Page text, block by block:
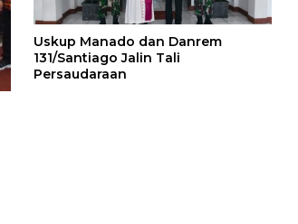
Uskup Manado dan Danrem
131/Santiago Jalin Tali
Persaudaraan